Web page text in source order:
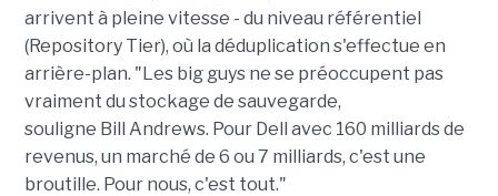
arrivent à pleine vitesse - du niveau référentiel
(Repository Tier), où la déduplication s'effectue en
arrière-plan. "Les big guys ne se préoccupent pas
vraiment du stockage de sauvegarde,
souligne Bill Andrews. Pour Dell avec 160 milliards de
revenus, un marché de 6 ou 7 milliards, c'est une
broutille. Pour nous, c'est tout."